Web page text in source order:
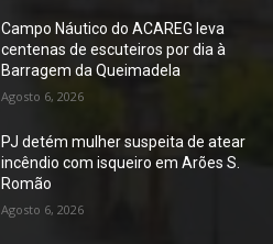
Campo Náutico do ACAREG leva
centenas de escuteiros por dia à
Barragem da Queimadela
Agosto 6, 2026
PJ detém mulher suspeita de atear
incêndio com isqueiro em Arões S.
Romão
Agosto 6, 2026